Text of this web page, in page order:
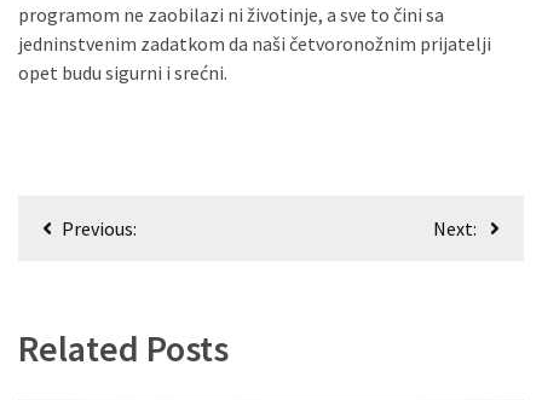
programom ne zaobilazi ni životinje, a sve to čini sa
jedninstvenim zadatkom da naši četvoronožnim prijatelji
opet budu sigurni i srećni.
Кретање
Previous: Next:
Related Posts